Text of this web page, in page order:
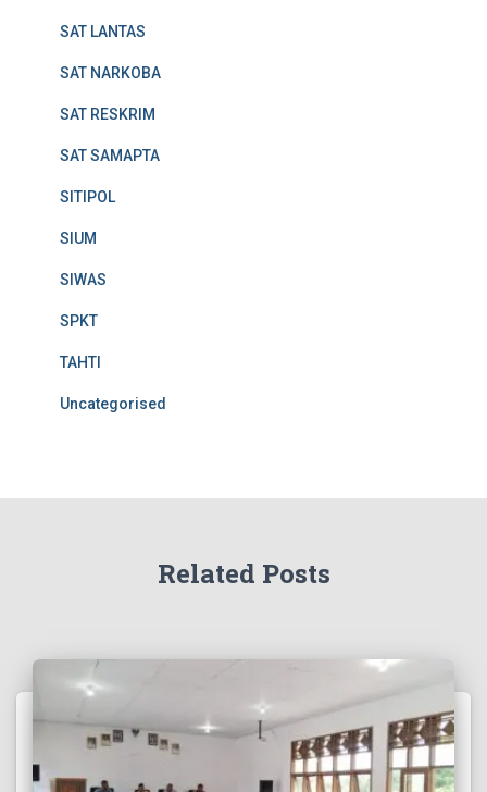
SAT LANTAS
SAT NARKOBA
SAT RESKRIM
SAT SAMAPTA
SITIPOL
SIUM
SIWAS
SPKT
TAHTI
Uncategorised
Related Posts